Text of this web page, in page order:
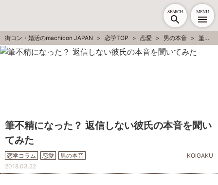
SEARCH MENU
街コン・婚活のmachicon JAPAN 恋学TOP 恋愛 男の本音 筆不精になった？ 返信しない彼氏の本音を聞いてみた
筆不精になった？ 返信しない彼氏の本音を聞い
てみた
恋学コラム 恋愛 男の本音
KOIGAKU
2018.03.22